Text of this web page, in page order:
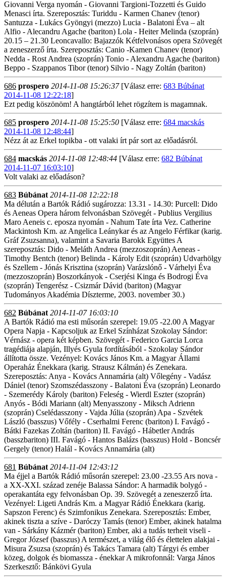
Giovanni Verga nyomán - Giovanni Targioni-Tozzetti és Guido
Menasci írta. Szereposztás: Turiddu - Karmen Chanev (tenor)
Santuzza - Lukács Gyöngyi (mezzo) Lucia - Balatoni Éva – alt
Alfio - Alecandru Agache (bariton) Lola - Heiter Melinda (szoprán)
20.15 – 21.30 Leoncavallo: Bajazzók Kétfelvonásos opera Szövegét
a zeneszerző írta. Szereposztás: Canio -Kamen Chanev (tenor)
Nedda - Rost Andrea (szoprán) Tonio - Alexandru Agache (bariton)
Beppo - Szappanos Tibor (tenor) Silvio - Nagy Zoltán (bariton)
686 prospero 2014-11-08 15:26:37[Válasz erre: 683 Búbánat
2014-11-08 12:22:18]
Ezt pedig köszönöm! A hangtárból lehet rögzítem is magamnak.
685 prospero 2014-11-08 15:25:50 [Válasz erre: 684 macskás
2014-11-08 12:48:44]
Nézz át az Erkel topikba - ott valaki írt pár sort az előadásról.
684 macskás 2014-11-08 12:48:44 [Válasz erre: 682 Búbánat
2014-11-07 16:03:10]
Volt valaki az előadáson?
683 Búbánat 2014-11-08 12:22:18
Ma délután a Bartók Rádió sugározza: 13.31 - 14.30: Purcell: Dido
és Aeneas Opera három felvonásban Szövegét - Publius Vergilius
Maro Aeneis c. eposza nyomán - Nahum Tate írta Vez. Catherine
Mackintosh Km. az Angelica Leánykar és az Angelo Férfikar (karig.
Gráf Zsuzsanna), valamint a Savaria Barokk Együttes A
szereposztás: Dido - Meláth Andrea (mezzoszoprán) Aeneas -
Timothy Bentch (tenor) Belinda - Károly Edit (szoprán) Udvarhölgy
és Szellem - Jónás Krisztina (szoprán) Varázslónő - Várhelyi Éva
(mezzoszoprán) Boszorkányok - Cserjési Kinga és Bodrogi Éva
(szoprán) Tengerész - Csizmár Dávid (bariton) (Magyar
Tudományos Akadémia Díszterme, 2003. november 30.)
682 Búbánat 2014-11-07 16:03:10
A Bartók Rádió ma esti műsorán szerepel: 19.05 -22.00 A Magyar
Opera Napja - Kapcsoljuk az Erkel Színházat Szokolay Sándor:
Vérnász - opera két képben. Szövegét - Federico Garcia Lorca
tragédiája alapján, Illyés Gyula fordításából - Szokolay Sándor
állította össze. Vezényel: Kovács János Km. a Magyar Állami
Operaház Énekkara (karig. Strausz Kálmán) és Zenekara.
Szereposztás: Anya - Kovács Annamária (alt) Vőlegény - Vadász
Dániel (tenor) Szomszédasszony - Balatoni Éva (szoprán) Leonardo
- Szemerédy Károly (bariton) Feleség - Wierdl Eszter (szoprán)
Anyós - Bódi Mariann (alt) Menyasszony - Miksch Adrienn
(szoprán) Cselédasszony - Vajda Júlia (szoprán) Apa - Szvétek
László (basszus) Vőfély - Cserhalmi Ferenc (bariton) I. Favágó -
Bátki Fazekas Zoltán (bariton) II. Favágó - Hábetler András
(basszbariton) III. Favágó - Hantos Balázs (basszus) Hold - Boncsér
Gergely (tenor) Halál - Kovács Annamária (alt)
681 Búbánat 2014-11-04 12:43:12
Ma éjjel a Bartók Rádió műsorán szerepel: 23.00 -23.55 Ars nova -
a XX-XXI. század zenéje Balassa Sándor: A harmadik bolygó -
operakantáta egy felvonásban Op. 39. Szövegét a zeneszerző írta.
Vezényel: Ligeti András Km. a Magyar Rádió Énekkara (karig.
Sapszon Ferenc) és Szimfonikus Zenekara. Szereposztás: Ember,
akinek tiszta a szíve - Daróczy Tamás (tenor) Ember, akinek hatalma
van - Sárkány Kázmér (bariton) Ember, aki a tudás terheit viseli -
Gregor József (basszus) A természet, a világ élő és élettelen alakjai -
Misura Zsuzsa (szoprán) és Takács Tamara (alt) Tárgyi és ember
közeg, dolgok és biomassza - énekkar A mikrofonnál: Varga János
Szerkesztő: Bánkövi Gyula